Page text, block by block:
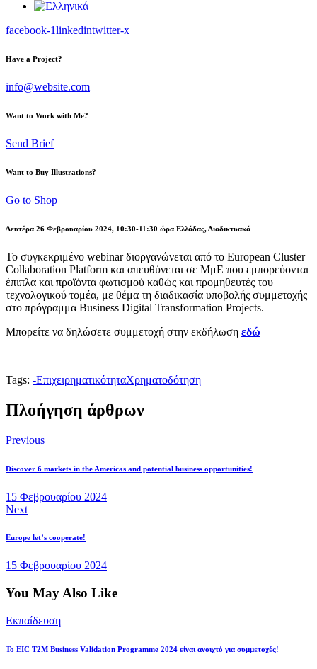
facebook-1linkedintwitter-x
Have a Project?
info@website.com
Want to Work with Me?
Send Brief
Want to Buy Illustrations?
Go to Shop
Δευτέρα 26 Φεβρουαρίου 2024, 10:30-11:30 ώρα Ελλάδας, Διαδικτυακά
Το συγκεκριμένο webinar διοργανώνεται από το European Cluster
Collaboration Platform και απευθύνεται σε ΜμΕ που εμπορεύονται
έπιπλα και προϊόντα φωτισμού καθώς και προμηθευτές του
τεχνολογικού τομέα, με θέμα τη διαδικασία υποβολής συμμετοχής
στο πρόγραμμα Business Digital Transformation Projects.
Μπορείτε να δηλώσετε συμμετοχή στην εκδήλωση εδώ
Tags: -ΕπιχειρηματικότηταΧρηματοδότηση
Πλοήγηση άρθρων
Previous
Discover 6 markets in the Americas and potential business opportunities!
15 Φεβρουαρίου 2024
Next
Europe let’s cooperate!
15 Φεβρουαρίου 2024
You May Also Like
Εκπαίδευση
To EIC T2M Business Validation Programme 2024 είναι ανοιχτό για συμμετοχές!